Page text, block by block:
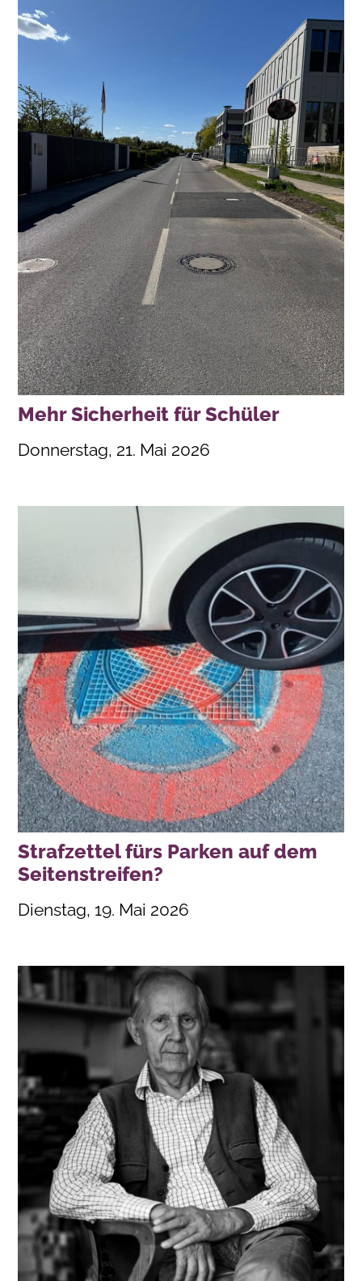
Mehr Sicherheit für Schüler
Donnerstag, 21. Mai 2026
Strafzettel fürs Parken auf dem
Seitenstreifen?
Dienstag, 19. Mai 2026